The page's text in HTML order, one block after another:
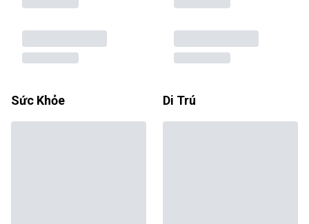
Sức Khỏe Di Trú